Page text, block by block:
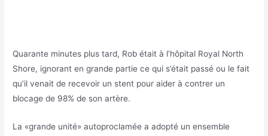
Quarante minutes plus tard, Rob était à l’hôpital Royal North
Shore, ignorant en grande partie ce qui s’était passé ou le fait
qu’il venait de recevoir un stent pour aider à contrer un
blocage de 98% de son artère.
La «grande unité» autoproclamée a adopté un ensemble